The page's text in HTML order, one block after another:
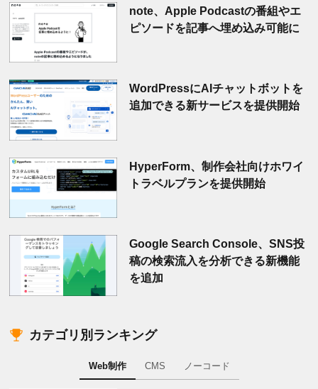
note、Apple Podcastの番組やエ
ピソードを記事へ埋め込み可能に
WordPressにAIチャットボットを
追加できる新サービスを提供開始
HyperForm、制作会社向けホワイ
トラベルプランを提供開始
Google Search Console、SNS投
稿の検索流入を分析できる新機能
を追加
カテゴリ別ランキング
Web制作 CMS ノーコード